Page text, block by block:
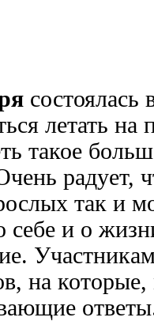
состоялась
летать на
такое
радует,
так и
себе и о
на